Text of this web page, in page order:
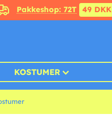
Pakkeshop: 72T 49 DKK
KOSTUMER